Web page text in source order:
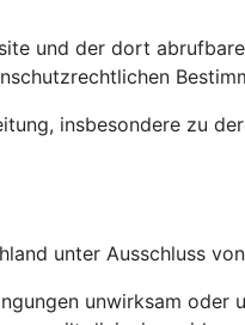
und der dort
insbesondere zu
unter Ausschluss
unwirksam